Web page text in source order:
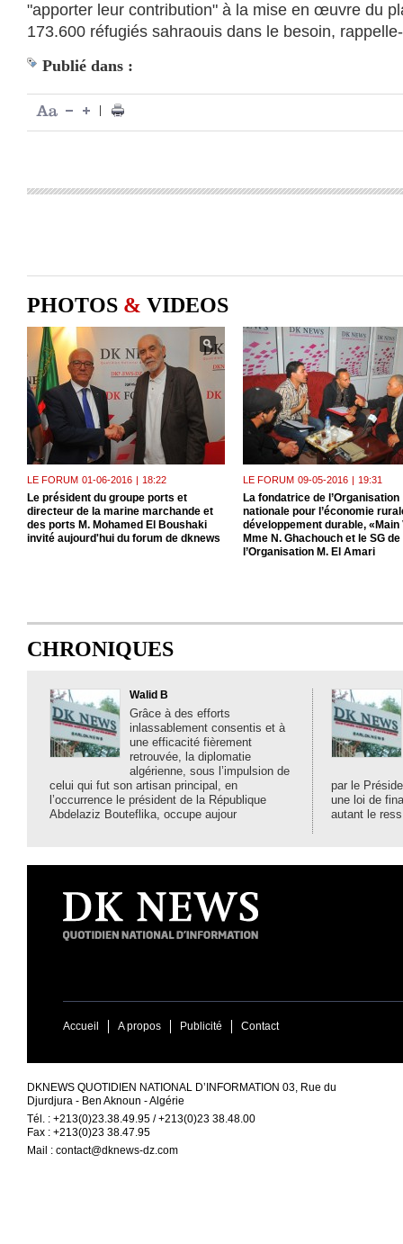
"apporter leur contribution" à la mise en œuvre du
173.600 réfugiés sahraouis dans le besoin,
Publié dans :
PHOTOS & VIDEOS
LE FORUM 01-06-2016 | 18:22
Le président du groupe ports et
directeur de la marine marchande et
des ports M. Mohamed El Boushaki
invité aujourd'hui du forum de dknews
LE FORUM 09-05-2016 | 19:31
La fondatrice de l’Organisation
nationale pour l’économie
développement durable, «Main
Mme N. Ghachouch et le SG de
l’Organisation M. El Amari
CHRONIQUES
Walid B
Grâce à des efforts
inlassablement consentis et à
une efficacité fièrement
retrouvée, la diplomatie
algérienne, sous l’impulsion de
celui qui fut son artisan principal, en
l’occurrence le président de la République
Abdelaziz Bouteflika, occupe aujour
par le
une loi de
autant le ress
Accueil A propos Publicité Contact
DKNEWS QUOTIDIEN NATIONAL D’INFORMATION 03, Rue du
Djurdjura - Ben Aknoun - Algérie
Tél. : +213(0)23.38.49.95 / +213(0)23 38.48.00
Fax : +213(0)23 38.47.95
Mail : contact@dknews-dz.com